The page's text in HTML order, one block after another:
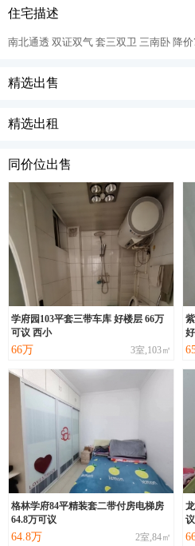
住宅描述
南北通透 双证双气 套三双卫 三南卧 降
精选出售
精选出租
同价位出售
学府园103平套三带车库 好楼层 66万
可议 西小
66万 3室,103㎡
格林学府84平精装套二带付房电梯房
64.8万可议
64.8万 2室,84㎡